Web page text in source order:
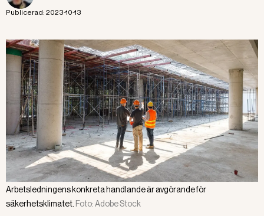
Publicerad: 2023-10-13
Arbetsledningens konkreta handlande är avgörande för
säkerhetsklimatet. Foto:Adobe Stock